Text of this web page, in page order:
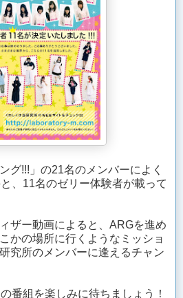
グ!!!」の21名のメンバーによく
、11名のゼリー体験者が載って
ザー動画によると、ARGを進め
かの場所に行くようなミッショ
究所のメンバーに逢えるチャン
番組を楽しみに待ちましょう！